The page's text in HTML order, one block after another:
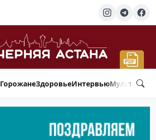
ГорожанеЗдоровьеИнтервью